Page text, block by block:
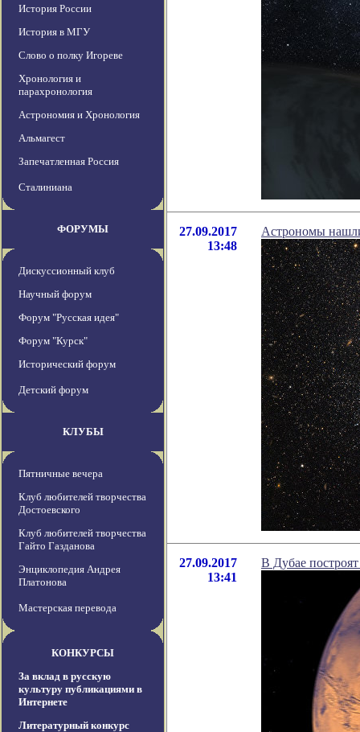
История России
История в МГУ
Слово о полку Игореве
Хронология и
парахронология
Астрономия и Хронология
Альмагест
Запечатленная Россия
Сталиниана
ФОРУМЫ
Дискуссионный клуб
Научный форум
Форум "Русская идея"
Форум "Курск"
Исторический форум
Детский форум
КЛУБЫ
Пятничные вечера
Клуб любителей творчества
Достоевского
Клуб любителей творчества
Гайто Газданова
Энциклопедия Андрея
Платонова
Мастерская перевода
КОНКУРСЫ
За вклад в русскую
культуру публикациями в
Интернете
Литературный конкурс
27.09.2017
13:48
Астрономы
27.09.2017
13:41
В Дубае